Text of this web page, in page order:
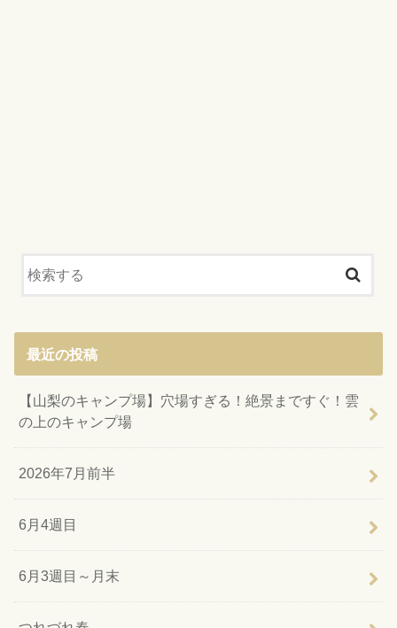
最近の投稿
【山梨のキャンプ場】穴場すぎる！絶景まですぐ！雲
の上のキャンプ場
2026年7月前半
6月4週目
6月3週目～月末